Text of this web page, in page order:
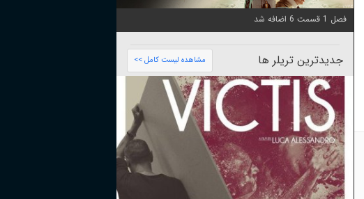
فصل 1 قسمت 6 اضافه شد
جدیدترین تریلر ها مشاهده لیست کامل >>